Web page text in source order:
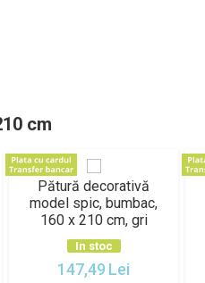
cm
Pătură decorativă
model spic, bumbac,
160 x 210 cm, gri
In stoc
147,49 Lei